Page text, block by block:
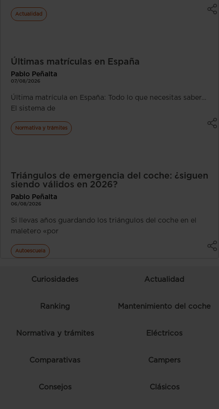
Actualidad
Últimas matrículas en España
Pablo Peñalta
07/08/2026
Última matrícula en España: Todo lo que necesitas saber…
El sistema de
Normativa y trámites
Triángulos de emergencia del coche: ¿siguen
siendo válidos en 2026?
Pablo Peñalta
06/08/2026
Si llevas años guardando los triángulos del coche en el
maletero «por
Autoescuela
Curiosidades Actualidad
Ranking Mantenimiento del coche
Normativa y trámites Eléctricos
Comparativas Campers
Consejos Clásicos